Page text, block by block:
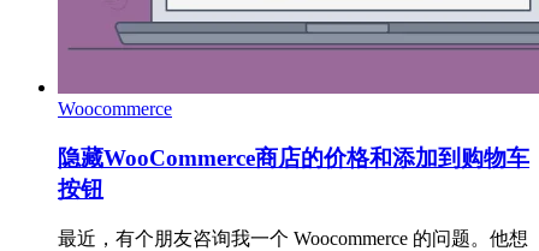
Woocommerce
隐藏WooCommerce商店的价格和添加到购物车
按钮
最近，有个朋友咨询我一个 Woocommerce 的问题。他想